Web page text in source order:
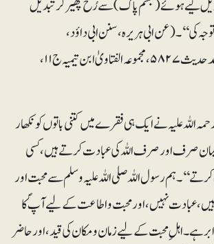
کیے ہوئے (جسم پاک) سے رُخ پھیر کر تبدیل
(عن ابی ہریرہ، سنن ابی داؤد،
حدیث ۲۰۴۱، مسند احمد حدیث ۵۸۲۷، مجموعہ الفتاویٰ ابن تیمیہ ج۱۱،
اللہ علیہ نے ایک ہی فقرے میں کتنی باتوں کو نکھار
صرف اور صرف اللہ کی عبادت کرتے ہیں، کسی
ہم رسول اللہ صلی اللہ علیہ وسلم سے محبت اور
عبادت نہیں، اور محبت واطاعت کے لیے آپؐ کا
ہے۔ اہلِ محبت کے لیے زمان ومکان کی قید، اور حاضر